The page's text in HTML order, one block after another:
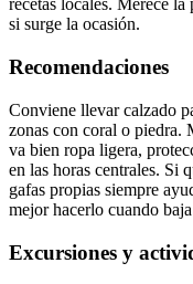
recetas locales. Merece
si surge la ocasión.
Recomendaciones
Conviene llevar calzado
zonas con coral o piedra.
va bien ropa ligera,
en las horas centrales. Si
gafas propias siempre
mejor hacerlo cuando
Excursiones y